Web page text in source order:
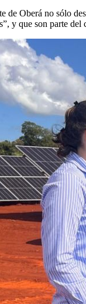
de Oberá no sólo
y que son parte del